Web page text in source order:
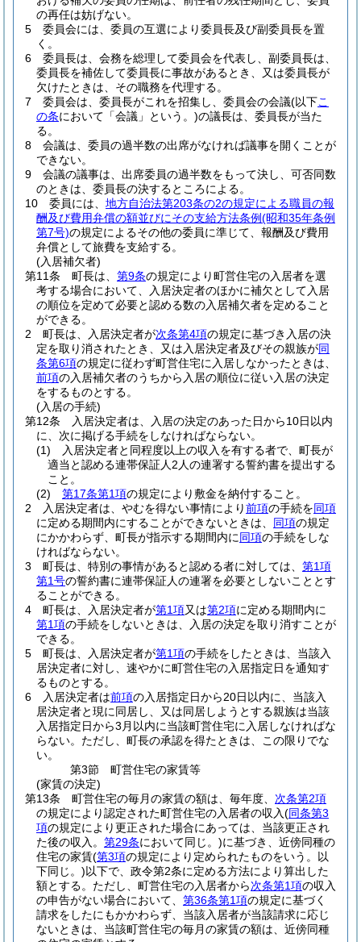
の再任は妨げない。
5
委員会には、委員の互選により委員長及び副委員長を置
く。
6
委員長は、会務を総理して委員会を代表し、副委員長は、
委員長を補佐して委員長に事故があるとき、又は委員長が
欠けたときは、その職務を代理する。
7
委員会は、委員長がこれを招集し、委員会の会議(以下こ
の条において「会議」という。)の議長は、委員長が当た
る。
8
会議は、委員の過半数の出席がなければ議事を開くことが
できない。
9
会議の議事は、出席委員の過半数をもって決し、可否同数
のときは、委員長の決するところによる。
10
委員には、 地方自治法第203条の2の規定による職員の報
酬及び費用弁償の額並びにその支給方法条例(昭和35年条例
第7号)の規定によるその他の委員に準じて、報酬及び費用
弁償として旅費を支給する。
(入居補欠者)
第11条
町長は、 第9条の規定により町営住宅の入居者を選
考する場合において、入居決定者のほかに補欠として入居
の順位を定めて必要と認める数の入居補欠者を定めること
ができる。
2
町長は、入居決定者が次条第4項の規定に基づき入居の決
定を取り消されたとき、又は入居決定者及びその親族が同
条第6項の規定に従わず町営住宅に入居しなかったときは、
前項の入居補欠者のうちから入居の順位に従い入居の決定
をするものとする。
(入居の手続)
第12条
入居決定者は、入居の決定のあった日から10日以内
に、次に掲げる手続をしなければならない。
(1)
入居決定者と同程度以上の収入を有する者で、町長が
適当と認める連帯保証人2人の連署する誓約書を提出する
こと。
(2)
第17条第1項の規定により敷金を納付すること。
2
入居決定者は、やむを得ない事情により前項の手続を同項
に定める期間内にすることができないときは、 同項の規定
にかかわらず、町長が指示する期間内に同項の手続をしな
ければならない。
3
町長は、特別の事情があると認める者に対しては、 第1項
第1号の誓約書に連帯保証人の連署を必要としないこととす
ることができる。
4
町長は、入居決定者が第1項又は第2項に定める期間内に
第1項の手続をしないときは、入居の決定を取り消すことが
できる。
5
町長は、入居決定者が第1項の手続をしたときは、当該入
居決定者に対し、速やかに町営住宅の入居指定日を通知す
るものとする。
6
入居決定者は前項の入居指定日から20日以内に、当該入
居決定者と現に同居し、又は同居しようとする親族は当該
入居指定日から3月以内に当該町営住宅に入居しなければな
らない。 ただし、町長の承認を得たときは、この限りでな
い。
第3節
町営住宅の家賃等
(家賃の決定)
第13条
町営住宅の毎月の家賃の額は、毎年度、 次条第2項
の規定により認定された町営住宅の入居者の収入(同条第3
項の規定により更正された場合にあっては、当該更正され
た後の収入。 第29条において同じ。)に基づき、近傍同種の
住宅の家賃(第3項の規定により定められたものをいう。以
下同じ。)以下で、政令第2条に定める方法により算出した
額とする。 ただし、町営住宅の入居者から次条第1項の収入
の申告がない場合において、 第36条第1項の規定に基づく
請求をしたにもかかわらず、当該入居者が当該請求に応じ
ないときは、当該町営住宅の毎月の家賃の額は、近傍同種